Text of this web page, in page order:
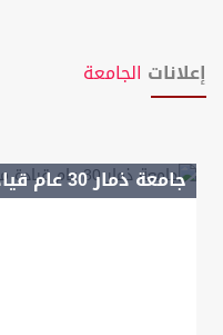
إعلانات الجامعة
جامعة ذمار 30 عام قيادة معرفية